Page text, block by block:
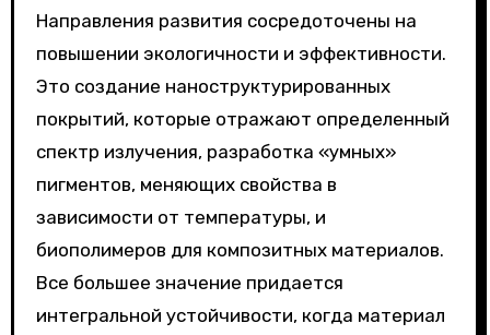
Направления развития сосредоточены на
повышении экологичности и эффективности.
Это создание наноструктурированных
покрытий, которые отражают определенный
спектр излучения, разработка «умных»
пигментов, меняющих свойства в
зависимости от температуры, и
биополимеров для композитных материалов.
Все большее значение придается
интегральной устойчивости, когда материал